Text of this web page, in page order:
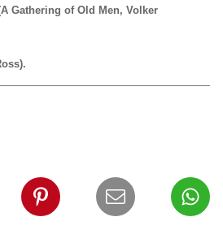
Gathering of Old Men, Volker